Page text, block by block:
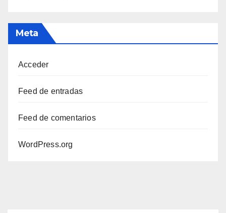
Meta
Acceder
Feed de entradas
Feed de comentarios
WordPress.org